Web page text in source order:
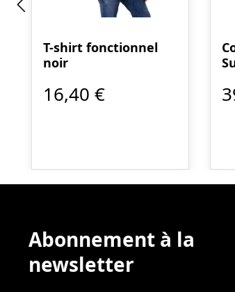
T-shirt fonctionnel
noir
16,40 €
Abonnement à la
newsletter